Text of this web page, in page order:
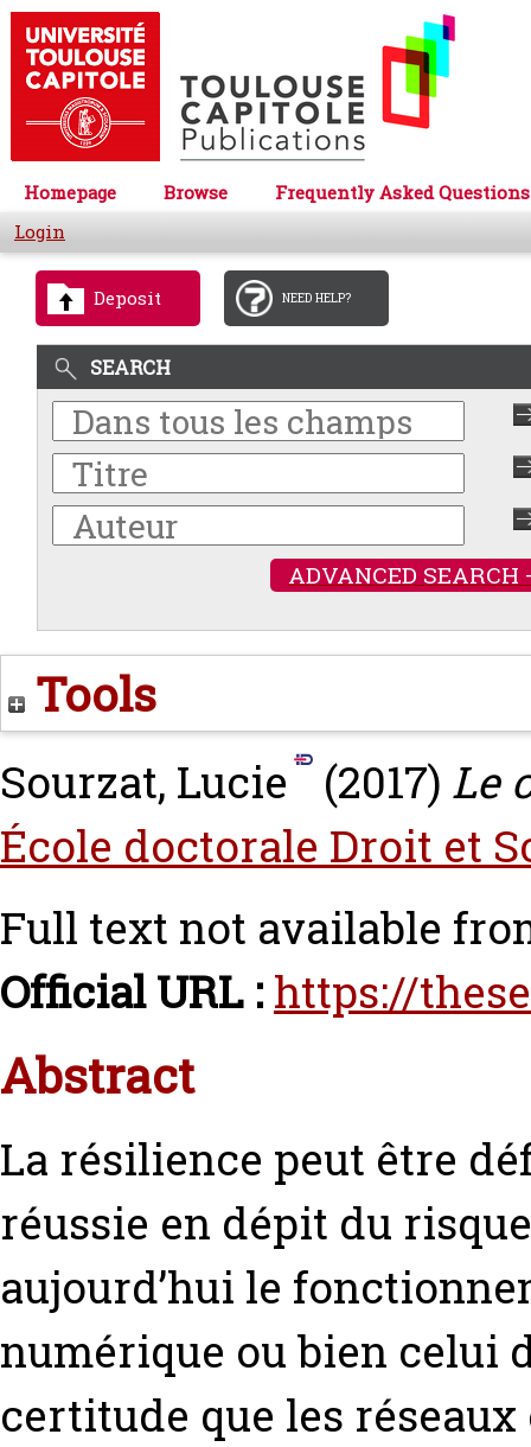
Homepage Browse
Frequently Asked Questions
Login
Deposit NEED HELP?
SEARCH
ADVANCED SEARCH
Tools
Sourzat, Lucie (2017) Le
École doctorale Droit et
Full text not available
Official URL : https://
Abstract
La résilience peut être
réussie en dépit du
aujourd’hui le
numérique ou bien celui
certitude que les